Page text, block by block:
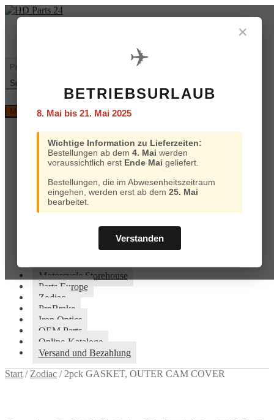
✕
✈️
BETRIEBSURLAUB
8. Mai bis 21. Mai 2025
Wichtige Information zu Lieferzeiten:
Bestellungen ab dem 4. Mai werden
voraussichtlich erst Ende Mai geliefert.
Bestellungen, die im Abwesenheitszeitraum
eingehen, werden erst ab dem 25. Mai
bearbeitet.
Verstanden
Zur
Navigation
Zum
Inhalt
Suchen
nach:
Suchen
und
Menü
Home
Custom Chrome
Motorcycle Storehouse
Parts Europe
Zodiac
ProBrake
Iron Optics
OEM Parts
Versand und Bezahlung
Motorcycle Storehouse
Parts Europe
Zodiac
ProBrake
Iron Optics
OEM Parts
Online-Kataloge
Versand und Bezahlung
Start/Zodiac /2pck GASKET, OUTER CAM COVER